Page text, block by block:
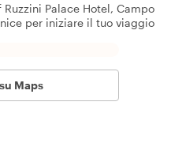
Palace Hotel, Campo
per iniziare il tuo viaggio
Maps